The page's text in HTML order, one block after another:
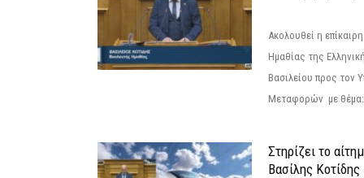
Ακολουθεί η
Ημαθίας της
Βασιλείου προς τον
Μεταφορών με θέμα:
Στηρίζει το
Βασίλης Κοτίδης